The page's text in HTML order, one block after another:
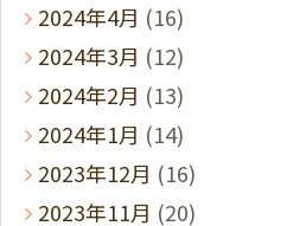
2024年4月 (16)
2024年3月 (12)
2024年2月 (13)
2024年1月 (14)
2023年12月 (16)
2023年11月 (20)